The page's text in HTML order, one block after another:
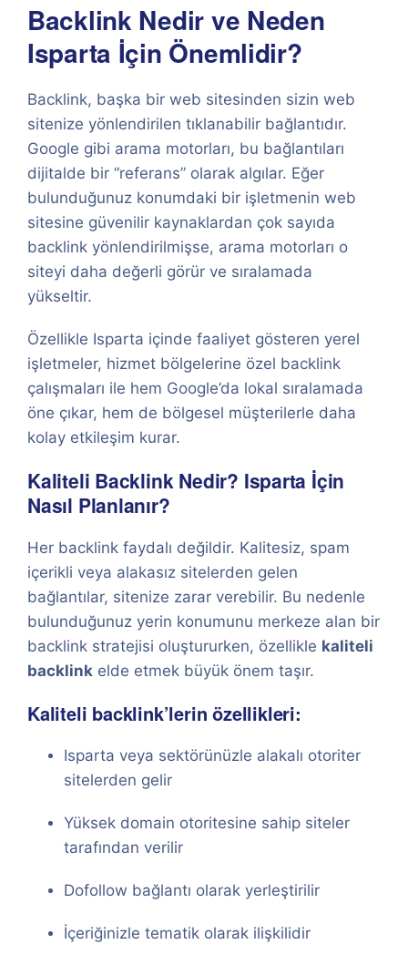
Backlink Nedir ve Neden
Isparta İçin Önemlidir?
Backlink, başka bir web sitesinden sizin web
sitenize yönlendirilen tıklanabilir bağlantıdır.
Google gibi arama motorları, bu bağlantıları
dijitalde bir “referans” olarak algılar. Eğer
bulunduğunuz konumdaki bir işletmenin web
sitesine güvenilir kaynaklardan çok sayıda
backlink yönlendirilmişse, arama motorları o
siteyi daha değerli görür ve sıralamada
yükseltir.
Özellikle Isparta içinde faaliyet gösteren yerel
işletmeler, hizmet bölgelerine özel backlink
çalışmaları ile hem Google’da lokal sıralamada
öne çıkar, hem de bölgesel müşterilerle daha
kolay etkileşim kurar.
Kaliteli Backlink Nedir? Isparta İçin
Nasıl Planlanır?
Her backlink faydalı değildir. Kalitesiz, spam
içerikli veya alakasız sitelerden gelen
bağlantılar, sitenize zarar verebilir. Bu nedenle
bulunduğunuz yerin konumunu merkeze alan bir
backlink stratejisi oluştururken, özellikle kaliteli
backlink elde etmek büyük önem taşır.
Kaliteli backlink’lerin özellikleri:
Isparta veya sektörünüzle alakalı otoriter
sitelerden gelir
Yüksek domain otoritesine sahip siteler
tarafından verilir
Dofollow bağlantı olarak yerleştirilir
İçeriğinizle tematik olarak ilişkilidir